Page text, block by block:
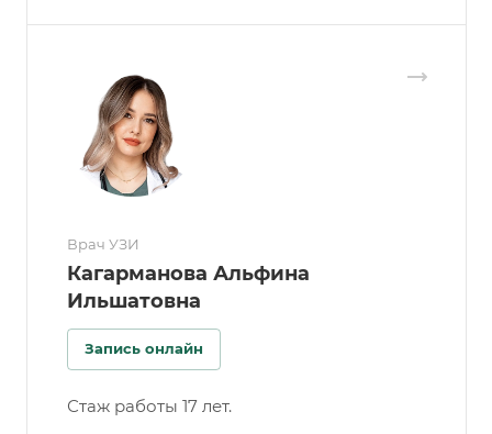
Врач УЗИ
Кагарманова Альфина
Ильшатовна
Запись онлайн
Стаж работы 17 лет.